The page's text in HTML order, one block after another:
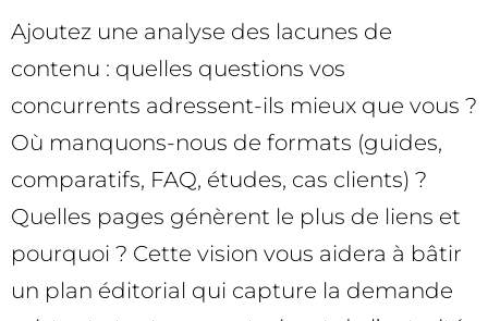
Ajoutez une analyse des lacunes de
contenu : quelles questions vos
concurrents adressent-ils mieux que vous ?
Où manquons-nous de formats (guides,
comparatifs, FAQ, études, cas clients) ?
Quelles pages génèrent le plus de liens et
pourquoi ? Cette vision vous aidera à bâtir
un plan éditorial qui capture la demande